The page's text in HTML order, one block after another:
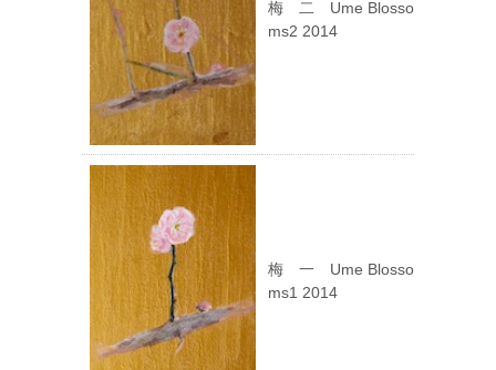
梅 二 Ume Blosso
ms2 2014
梅 一 Ume Blosso
ms1 2014